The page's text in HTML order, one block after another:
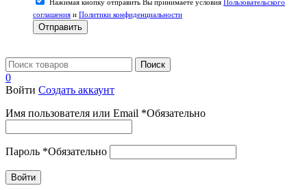
Нажимая кнопку отправить Вы принимаете условия Пользовательского
соглашения и Политики конфиденциальности
Отправить
Поиск
0
Войти Создать аккаунт
Имя пользователя или Email *Обязательно
Пароль *Обязательно
Войти